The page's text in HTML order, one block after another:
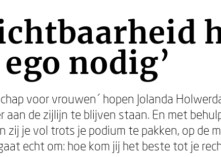
nodig’
voor vrouwen´ hopen Jolanda
aan de zijlijn te blijven staan. En met
zij je vol trots je podium te pakken, op de
echt om: hoe kom jij het beste tot je